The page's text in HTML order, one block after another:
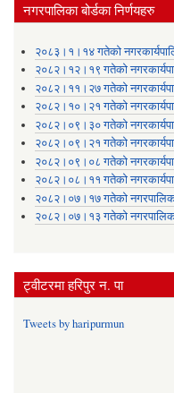
नगरपालिका बोर्डका निर्णयहरु
२०८३।१।१४ गतेको
२०८२।१२।१९ गतेको
२०८२।११।२७ गतेको
२०८२।१०।२१ गतेको
२०८२।०९।३० गतेको
२०८२।०९।२१ गतेको
२०८२।०९।०८ गतेको
२०८२।०८।११ गतेको
२०८२।०७।१७ गतेको
२०८२।०७।१३ गतेको
ट्वीटरमा हरिपुर न. पा
Tweets by haripurmun